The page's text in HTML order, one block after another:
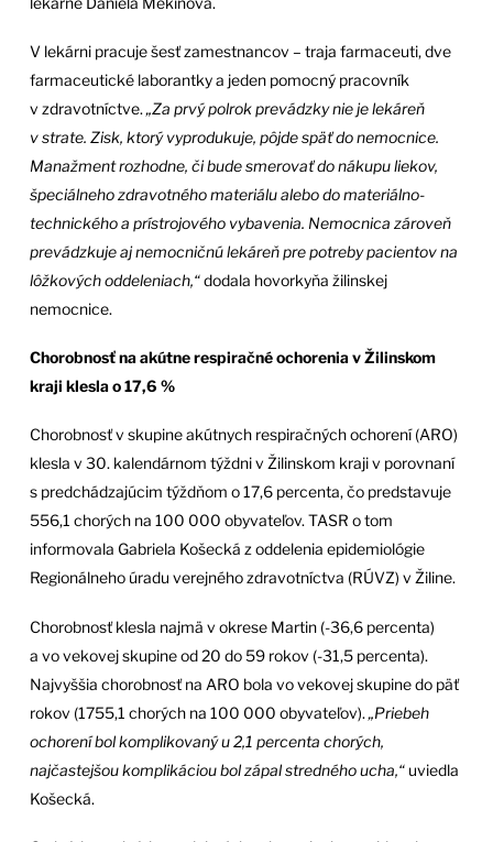
V lekárni pracuje šesť zamestnancov – traja farmaceuti, dve
farmaceutické laborantky a jeden pomocný pracovník
v zdravotníctve. „Za prvý polrok prevádzky nie je lekáreň
v strate. Zisk, ktorý vyprodukuje, pôjde späť do nemocnice.
Manažment rozhodne, či bude smerovať do nákupu liekov,
špeciálneho zdravotného materiálu alebo do materiálno-
technického a prístrojového vybavenia. Nemocnica zároveň
prevádzkuje aj nemocničnú lekáreň pre potreby pacientov na
lôžkových oddeleniach,“dodala hovorkyňa žilinskej
nemocnice.
Chorobnosť na akútne respiračné ochorenia v Žilinskom
kraji klesla o 17,6 %
Chorobnosť v skupine akútnych respiračných ochorení (ARO)
klesla v 30. kalendárnom týždni v Žilinskom kraji v porovnaní
s predchádzajúcim týždňom o 17,6 percenta, čo predstavuje
556,1 chorých na 100 000 obyvateľov. TASR o tom
informovala Gabriela Košecká z oddelenia epidemiológie
Regionálneho úradu verejného zdravotníctva (RÚVZ) v Žiline.
Chorobnosť klesla najmä v okrese Martin (-36,6 percenta)
a vo vekovej skupine od 20 do 59 rokov (-31,5 percenta).
Najvyššia chorobnosť na ARO bola vo vekovej skupine do päť
rokov (1755,1 chorých na 100 000 obyvateľov). „Priebeh
ochorení bol komplikovaný u 2,1 percenta chorých,
najčastejšou komplikáciou bol zápal stredného ucha,“uviedla
Košecká.